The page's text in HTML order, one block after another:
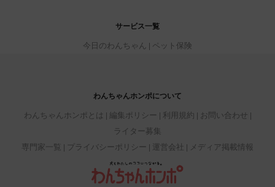
サービス一覧
今日のわんちゃん ペット保険
わんちゃんホンポについて
わんちゃんホンポとは 編集ポリシー 利用規約
お問い合わせ
ライター募集
専門家一覧
プライバシーポリシー 運営会社 メディア掲載情報